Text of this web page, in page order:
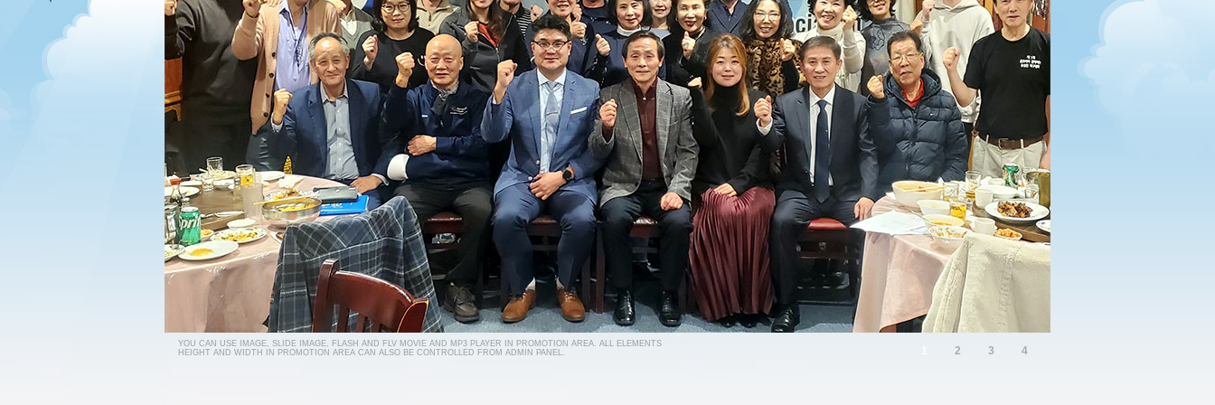
2 3 4
YOU CAN USE IMAGE, SLIDE IMAGE, FLASH AND FLV MOVIE AND MP3 PLAYER IN PROMOTION AREA. ALL ELEMENTS
HEIGHT AND WIDTH IN PROMOTION AREA CAN ALSO BE CONTROLLED FROM ADMIN PANEL.